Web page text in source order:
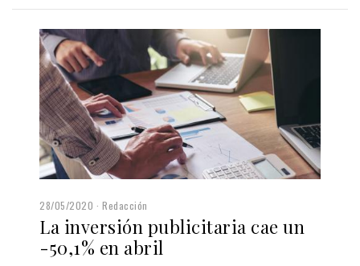
28/05/2020 Redacción
La inversión publicitaria cae un
-50,1% en abril